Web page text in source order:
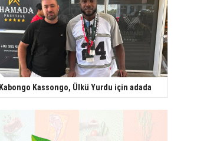
Kabongo Kassongo, Ülkü Yurdu için adada